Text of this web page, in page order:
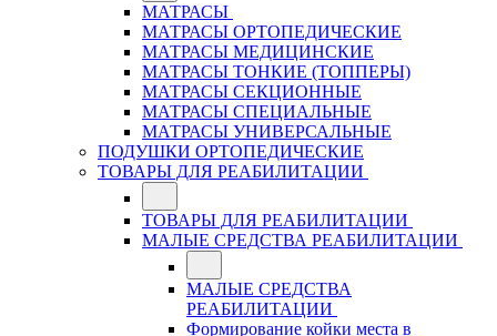
МАТРАСЫ
МАТРАСЫ ОРТОПЕДИЧЕСКИЕ
МАТРАСЫ МЕДИЦИНСКИЕ
МАТРАСЫ ТОНКИЕ (ТОППЕРЫ)
МАТРАСЫ СЕКЦИОННЫЕ
МАТРАСЫ СПЕЦИАЛЬНЫЕ
МАТРАСЫ УНИВЕРСАЛЬНЫЕ
ПОДУШКИ ОРТОПЕДИЧЕСКИЕ
ТОВАРЫ ДЛЯ РЕАБИЛИТАЦИИ
ТОВАРЫ ДЛЯ РЕАБИЛИТАЦИИ
МАЛЫЕ СРЕДСТВА РЕАБИЛИТАЦИИ
МАЛЫЕ СРЕДСТВА
РЕАБИЛИТАЦИИ
Формирование койки места в